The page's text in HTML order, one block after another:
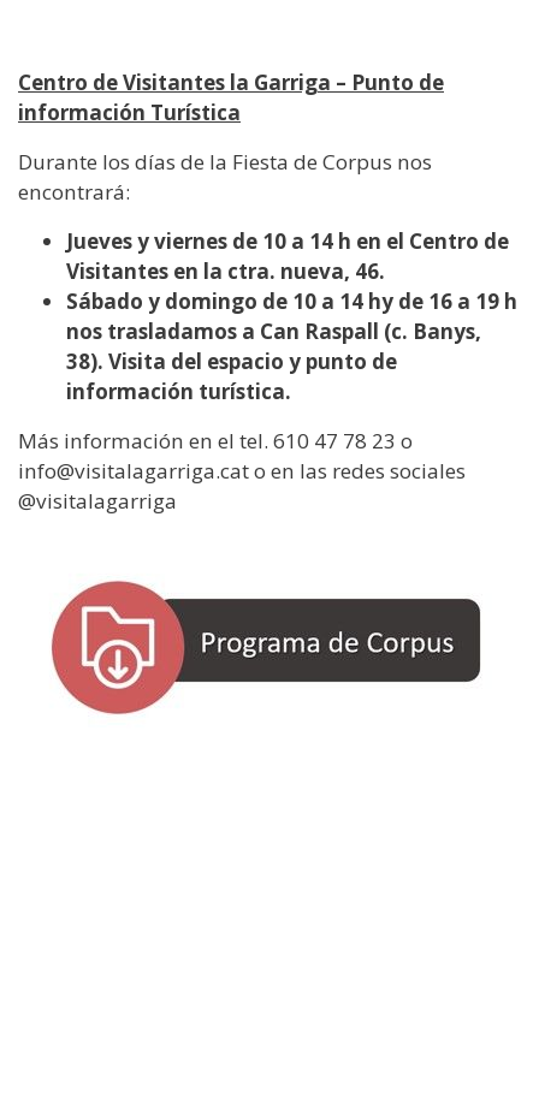
Centro de Visitantes la Garriga – Punto de
información Turística
Durante los días de la Fiesta de Corpus nos
encontrará:
Jueves y viernes de 10 a 14 h en el Centro de
Visitantes en la ctra. nueva, 46.
Sábado y domingo de 10 a 14 hy de 16 a 19 h
nos trasladamos a Can Raspall (c. Banys,
38). Visita del espacio y punto de
información turística.
Más información en el tel. 610 47 78 23 o
info@visitalagarriga.cat o en las redes sociales
@visitalagarriga